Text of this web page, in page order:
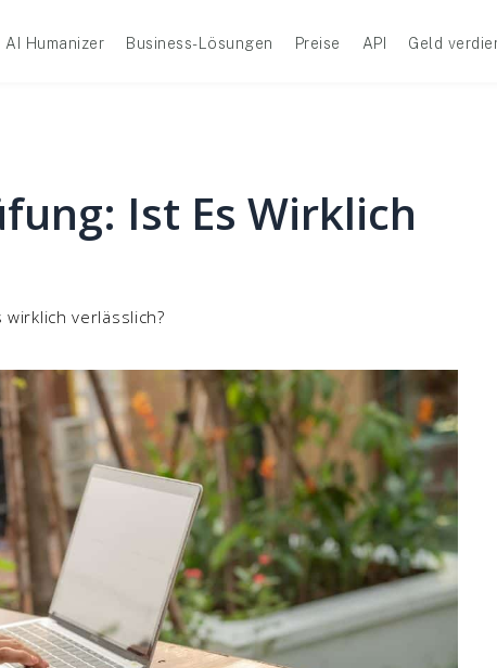
AI Humanizer Business-Lösungen Preise API Geld
Ist Es Wirklich
verlässlich?